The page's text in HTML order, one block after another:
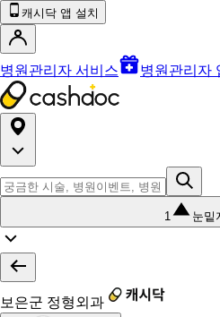
캐시닥 앱 설치
병원관리자 서비스 병원관리자
1 눈밑
보은군 정형외과